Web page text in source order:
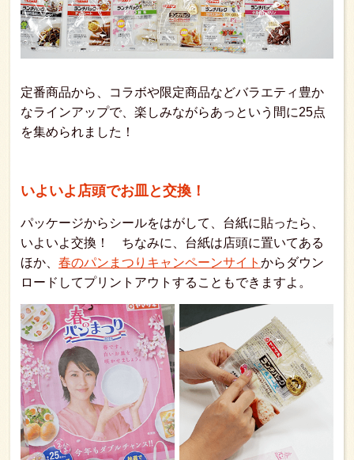
定番商品から、コラボや限定商品などバラエティ豊か
なラインアップで、楽しみながらあっという間に25点
を集められました！
いよいよ店頭でお皿と交換！
パッケージからシールをはがして、台紙に貼ったら、
いよいよ交換！ ちなみに、台紙は店頭に置いてある
ほか、 春のパンまつりキャンペーンサイト からダウン
ロードしてプリントアウトすることもできますよ。